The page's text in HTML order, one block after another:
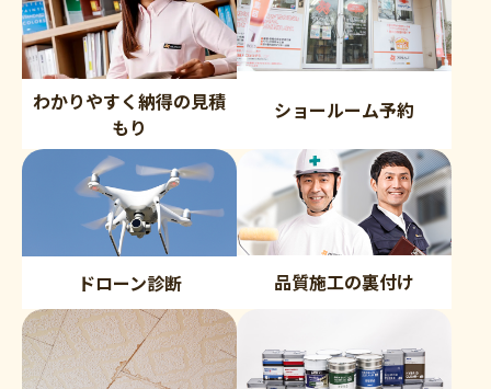
わかりやすく納得の見積
もり
ショールーム予約
ドローン診断 品質施工の裏付け